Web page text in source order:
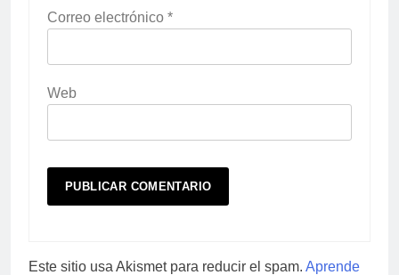
Correo electrónico *
Web
Este sitio usa Akismet para reducir el spam. Aprende